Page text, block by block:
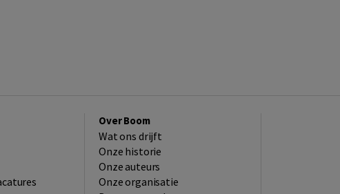
Over Boom
Wat ons drijft
Onze historie
Onze auteurs
Onze organisatie